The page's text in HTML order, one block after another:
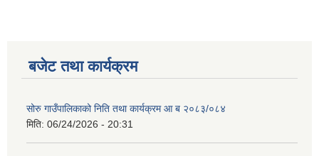
बजेट तथा कार्यक्रम
सोरु गाउँपालिकाको निति तथा कार्यक्रम आ ब २०८३/०८४
मिति: 06/24/2026 - 20:31